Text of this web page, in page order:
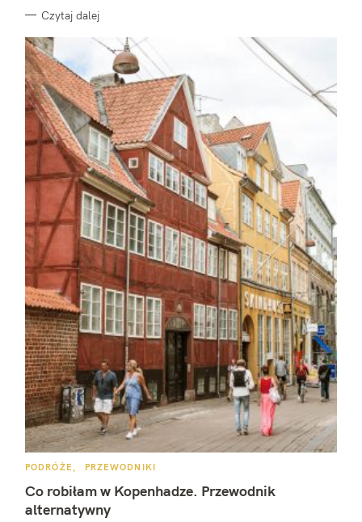
Czytaj dalej
K
T
E
G
O
PODRÓŻE PRZEWODNIKI
Co robiłam w Kopenhadze. Przewodnik
alternatywny